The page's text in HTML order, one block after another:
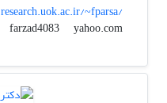
research.uok.ac.ir/~fparsa/
farzad4083
yahoo.com